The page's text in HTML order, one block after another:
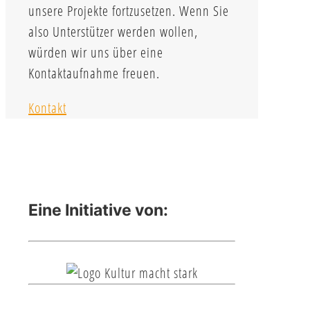
unsere Projekte fortzusetzen. Wenn Sie
also Unterstützer werden wollen,
würden wir uns über eine
Kontaktaufnahme freuen.
Kontakt
Eine Initiative von: